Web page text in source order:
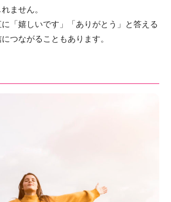
ません。
「嬉しいです」「ありがとう」と答える
つながることもあります。